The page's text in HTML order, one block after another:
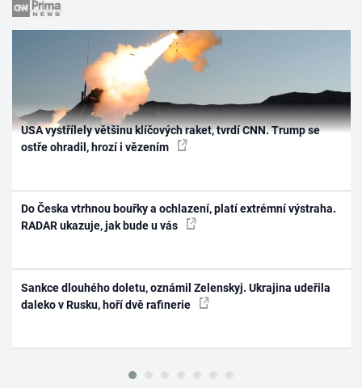
USA vystřílely většinu klíčových raket, tvrdí CNN. Trump se
ostře ohradil, hrozí i vězením
Do Česka vtrhnou bouřky a ochlazení, platí extrémní výstraha.
RADAR ukazuje, jak bude u vás
Sankce dlouhého doletu, oznámil Zelenskyj. Ukrajina udeřila
daleko v Rusku, hoří dvě rafinerie